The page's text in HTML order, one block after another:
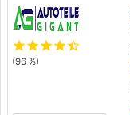
starstarstarstarstar_half
(96 %)